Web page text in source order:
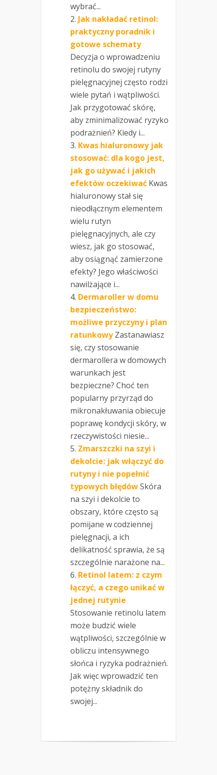
wybrać...
Jak nakładać retinol:
praktyczny poradnik i
gotowe schematy
Decyzja o wprowadzeniu
retinolu do swojej rutyny
pielęgnacyjnej często rodzi
wiele pytań i wątpliwości.
Jak przygotować skórę,
aby zminimalizować ryzyko
podrażnień? Kiedy i...
Kwas hialuronowy jak
stosować: dla kogo jest,
jak go używać i jakich
efektów oczekiwać Kwas
hialuronowy stał się
nieodłącznym elementem
wielu rutyn
pielęgnacyjnych, ale czy
wiesz, jak go stosować,
aby osiągnąć zamierzone
efekty? Jego właściwości
nawilżające i...
Dermaroller w domu
bezpieczeństwo:
możliwe przyczyny i plan
ratunkowy Zastanawiasz
się, czy stosowanie
dermarollera w domowych
warunkach jest
bezpieczne? Choć ten
popularny przyrząd do
mikronakłuwania obiecuje
poprawę kondycji skóry, w
rzeczywistości niesie...
Zmarszczki na szyi i
dekolcie: jak włączyć do
rutyny i nie popełnić
typowych błędówSkóra
na szyi i dekolcie to
obszary, które często są
pomijane w codziennej
pielęgnacji, a ich
delikatność sprawia, że są
szczególnie narażone na...
Retinol latem: z czym
łączyć, a czego unikać w
jednej rutynie
Stosowanie retinolu latem
może budzić wiele
wątpliwości, szczególnie w
obliczu intensywnego
słońca i ryzyka podrażnień.
Jak więc wprowadzić ten
potężny składnik do
swojej...